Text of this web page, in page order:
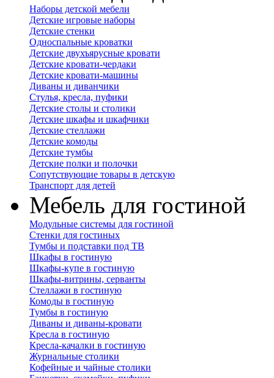
Наборы детской мебели
Детские игровые наборы
Детские стенки
Односпальные кроватки
Детские двухъярусные кровати
Детские кровати-чердаки
Детские кровати-машины
Диваны и диванчики
Стулья, кресла, пуфики
Детские столы и столики
Детские шкафы и шкафчики
Детские стеллажи
Детские комоды
Детские тумбы
Детские полки и полочки
Сопутствующие товары в детскую
Транспорт для детей
Мебель для гостиной
Модульные системы для гостиной
Стенки для гостиных
Тумбы и подставки под ТВ
Шкафы в гостиную
Шкафы-купе в гостиную
Шкафы-витрины, серванты
Стеллажи в гостиную
Комоды в гостиную
Тумбы в гостиную
Диваны и диваны-кровати
Кресла в гостиную
Кресла-качалки в гостиную
Журнальные столики
Кофейные и чайные столики